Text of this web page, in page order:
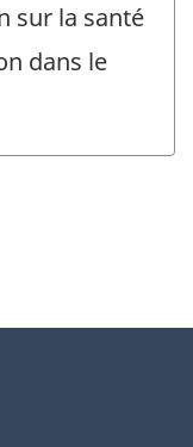
sur la santé
dans le